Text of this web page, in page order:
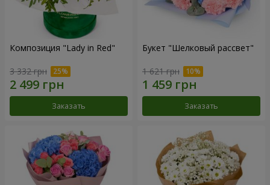
Композиция "Lady in Red"
3 332 грн
Заказать
Букет "Шелковый рассвет"
1 621 грн
Заказать